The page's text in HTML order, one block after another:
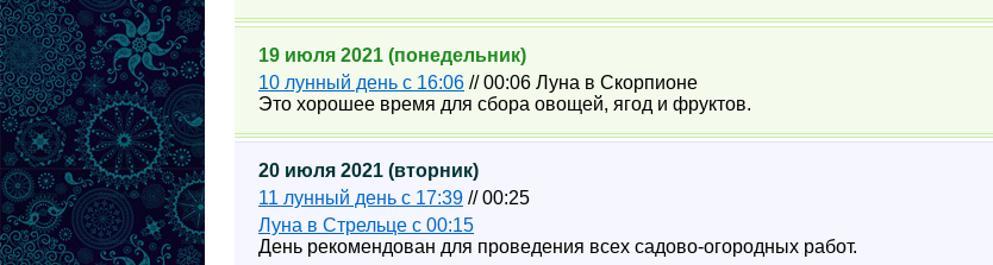
19 июля 2021 (понедельник)
10 лунный день с 16:06 // 00:06 Луна в Скорпионе
Это хорошее время для сбора овощей, ягод и фруктов.
20 июля 2021 (вторник)
11 лунный день с 17:39 // 00:25
Луна в Стрельце с 00:15
День рекомендован для проведения всех садово-огородных работ.